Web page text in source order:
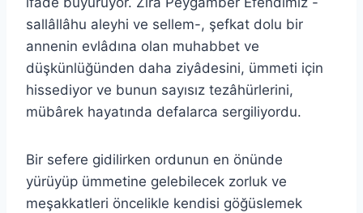
sallâllâhu aleyhi ve sellem-, şefkat dolu bir
annenin evlâdına olan muhabbet ve
düşkünlüğünden daha ziyâdesini, ümmeti için
hissediyor ve bunun sayısız tezâhürlerini,
mübârek hayatında defalarca sergiliyordu.
Bir sefere gidilirken ordunun en önünde
yürüyüp ümmetine gelebilecek zorluk ve
meşakkatleri öncelikle kendisi göğüslemek